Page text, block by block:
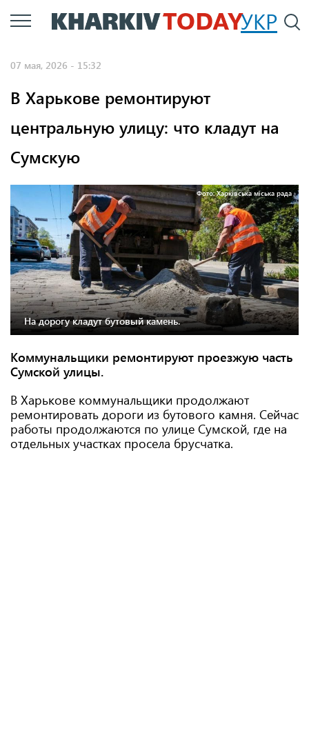
Перейти
к
УКР
07 мая, 2026 - 15:32
В Харькове ремонтируют
центральную улицу: что кладут на
Сумскую
Фото: Харківська міська рада
На дорогу кладут бутовый камень.
Коммунальщики ремонтируют проезжую часть
Сумской улицы.
В Харькове коммунальщики продолжают
ремонтировать дороги из бутового камня. Сейчас
работы продолжаются по улице Сумской, где на
отдельных участках просела брусчатка.